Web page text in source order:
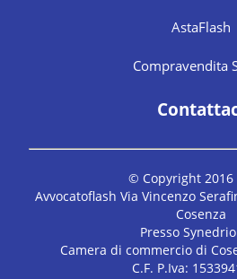
AstaFlash
Compravendita
© Copyright 2016
Avvocatoflash Via Vincenzo
Cosenza
Presso
Camera di commercio di
C.F. P.Iva: